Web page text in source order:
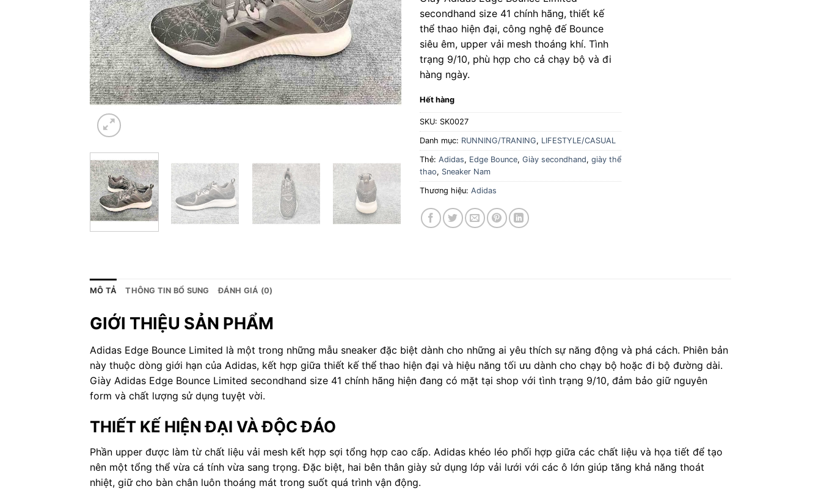
là:
1.150.000 ₫.
tại
là:
1.060.000 ₫.
secondhand size 41 chính hãng, thiết kế
thể thao hiện đại, công nghệ đế Bounce
siêu êm, upper vải mesh thoáng khí. Tình
trạng 9/10, phù hợp cho cả chạy bộ và đi
hàng ngày.
Hết hàng
SKU: SK0027
Danh mục: RUNNING/TRANING, LIFESTYLE/CASUAL
Thẻ: Adidas, Edge Bounce, Giày secondhand, giày thể
thao, Sneaker Nam
Thương hiệu: Adidas
MÔ TẢ THÔNG TIN BỔ SUNG ĐÁNH GIÁ (0)
GIỚI THIỆU SẢN PHẨM
Adidas Edge Bounce Limited là một trong những mẫu sneaker đặc biệt dành cho những ai yêu thích sự năng động và phá cách. Phiên bản
này thuộc dòng giới hạn của Adidas, kết hợp giữa thiết kế thể thao hiện đại và hiệu năng tối ưu dành cho chạy bộ hoặc đi bộ đường dài.
Giày Adidas Edge Bounce Limited secondhand size 41 chính hãng hiện đang có mặt tại shop với tình trạng 9/10, đảm bảo giữ nguyên
form và chất lượng sử dụng tuyệt vời.
THIẾT KẾ HIỆN ĐẠI VÀ ĐỘC ĐÁO
Phần upper được làm từ chất liệu vải mesh kết hợp sợi tổng hợp cao cấp. Adidas khéo léo phối hợp giữa các chất liệu và họa tiết để tạo
nên một tổng thể vừa cá tính vừa sang trọng. Đặc biệt, hai bên thân giày sử dụng lớp vải lưới với các ô lớn giúp tăng khả năng thoát
nhiệt, giữ cho bàn chân luôn thoáng mát trong suốt quá trình vận động.